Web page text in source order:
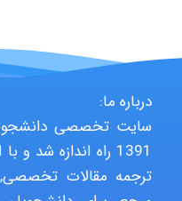
درباره ما:
سایت تخصصی
1391 راه اندازه
ترجمه مقالات